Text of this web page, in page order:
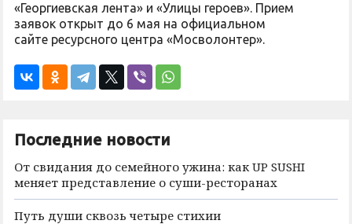
«Георгиевская лента» и «Улицы героев». Прием
заявок открыт до 6 мая на официальном
сайте ресурсного центра «Мосволонтер».
Последние новости
От свидания до семейного ужина: как UP SUSHI
меняет представление о суши-ресторанах
Путь души сквозь четыре стихии